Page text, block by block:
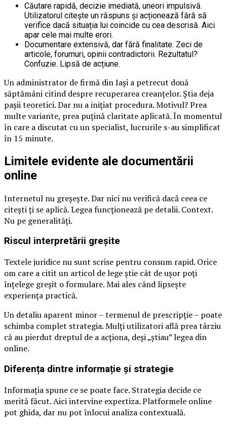
Căutare rapidă, decizie imediată, uneori impulsivă.
Utilizatorul citește un răspuns și acționează fără să
verifice dacă situația lui coincide cu cea descrisă. Aici
apar cele mai multe erori.
Documentare extensivă, dar fără finalitate. Zeci de
articole, forumuri, opinii contradictorii. Rezultatul?
Confuzie. Lipsă de acțiune.
Un administrator de firmă din Iași a petrecut două
săptămâni citind despre recuperarea creanțelor. Știa deja
pașii teoretici. Dar nu a inițiat procedura. Motivul? Prea
multe variante, prea puțină claritate aplicată. În momentul
în care a discutat cu un specialist, lucrurile s-au simplificat
în 15 minute.
Limitele evidente ale documentării
online
Internetul nu greșește. Dar nici nu verifică dacă ceea ce
citești ți se aplică. Legea funcționează pe detalii. Context.
Nu pe generalități.
Riscul interpretării greșite
Textele juridice nu sunt scrise pentru consum rapid. Orice
om care a citit un articol de lege știe cât de ușor poți
înțelege greșit o formulare. Mai ales când lipsește
experiența practică.
Un detaliu aparent minor – termenul de prescripție – poate
schimba complet strategia. Mulți utilizatori află prea târziu
că au pierdut dreptul de a acționa, deși „știau” legea din
online.
Diferența dintre informație și strategie
Informația spune ce se poate face. Strategia decide ce
merită făcut. Aici intervine expertiza. Platformele online
pot ghida, dar nu pot înlocui analiza contextuală.